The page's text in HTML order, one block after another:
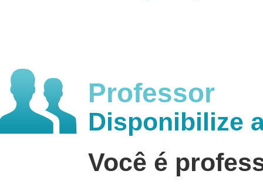
Professor
Disponibilize
Você é